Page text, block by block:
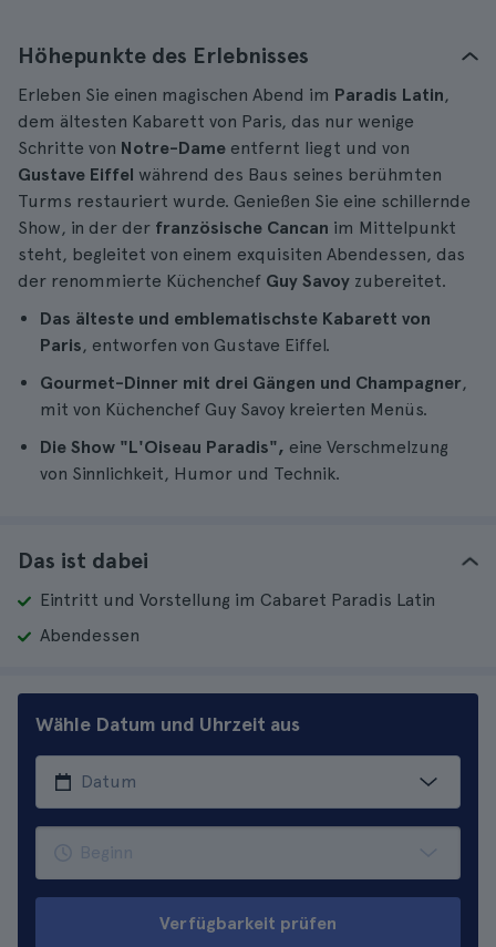
Höhepunkte des Erlebnisses
Erleben Sie einen magischen Abend im Paradis Latin,
dem ältesten Kabarett von Paris, das nur wenige
Schritte von Notre-Dame entfernt liegt und von
Gustave Eiffel während des Baus seines berühmten
Turms restauriert wurde. Genießen Sie eine schillernde
Show, in der der französische Cancan im Mittelpunkt
steht, begleitet von einem exquisiten Abendessen, das
der renommierte Küchenchef Guy Savoy zubereitet.
Das älteste und emblematischste Kabarett von
Paris, entworfen von Gustave Eiffel.
Gourmet-Dinner mit drei Gängen und Champagner,
mit von Küchenchef Guy Savoy kreierten Menüs.
Die Show "L'Oiseau Paradis", eine Verschmelzung
von Sinnlichkeit, Humor und Technik.
Das ist dabei
Eintritt und Vorstellung im Cabaret Paradis Latin
Abendessen
Wähle Datum und Uhrzeit aus
Verfügbarkeit prüfen